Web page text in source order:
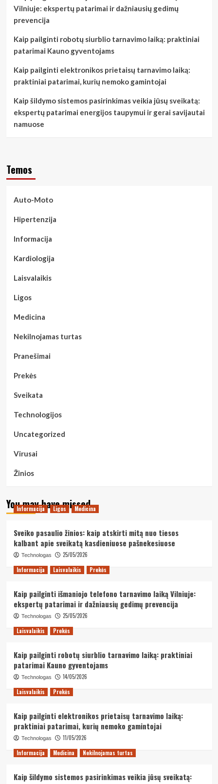
Vilniuje: ekspertų patarimai ir dažniausių gedimų
prevencija
Kaip pailginti robotų siurblio tarnavimo laiką: praktiniai
patarimai Kauno gyventojams
Kaip pailginti elektronikos prietaisų tarnavimo laiką:
praktiniai patarimai, kurių nemoko gamintojai
Kaip šildymo sistemos pasirinkimas veikia jūsų sveikatą:
ekspertų patarimai energijos taupymui ir gerai savijautai
namuose
Temos
Auto-Moto
Hipertenzija
Informacija
Kardiologija
Laisvalaikis
Ligos
Medicina
Nekilnojamas turtas
Pranešimai
Prekės
Sveikata
Technologijos
Uncategorized
Virusai
Žinios
You may have missed
Informacija Ligos Medicina
Sveiko pasaulio žinios: kaip atskirti mitą nuo tiesos
kalbant apie sveikatą kasdieniuose pašnekesiuose
Technologas
25/05/2026
Informacija
Laisvalaikis Prekės
Kaip pailginti išmaniojo telefono tarnavimo laiką Vilniuje:
ekspertų patarimai ir dažniausių gedimų prevencija
Technologas
25/05/2026
Laisvalaikis
Prekės
Kaip pailginti robotų siurblio tarnavimo laiką: praktiniai
patarimai Kauno gyventojams
Technologas
14/05/2026
Laisvalaikis
Prekės
Kaip pailginti elektronikos prietaisų tarnavimo laiką:
praktiniai patarimai, kurių nemoko gamintojai
Technologas
11/05/2026
Informacija
Medicina Nekilnojamas turtas
Kaip šildymo sistemos pasirinkimas veikia jūsų sveikatą: